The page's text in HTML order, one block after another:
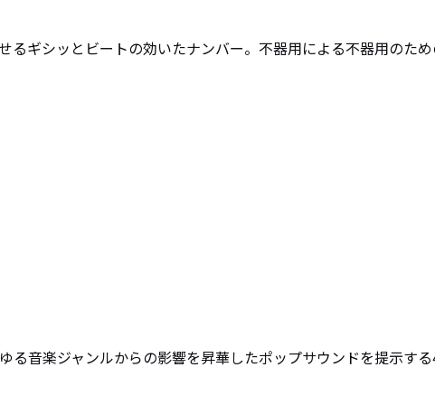
るギシッとビートの効いたナンバー。不器用による不器用のた
る音楽ジャンルからの影響を昇華したポップサウンドを提示す